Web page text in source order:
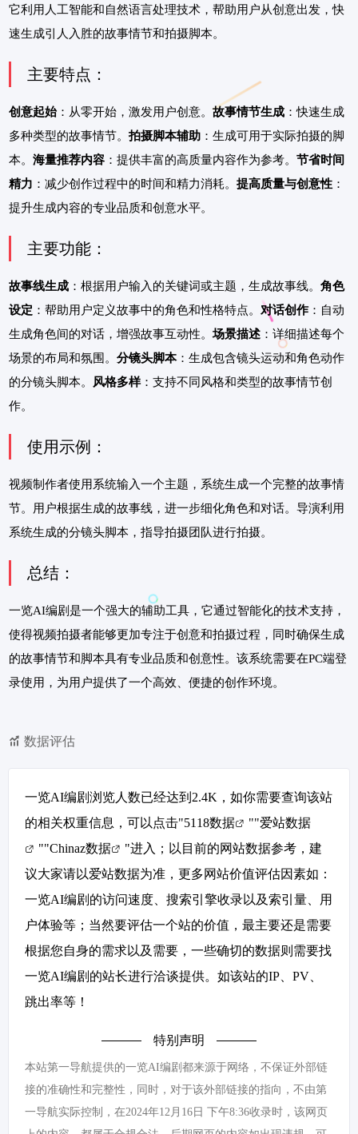
它利用人工智能和自然语言处理技术，帮助用户从创意出发，快
速生成引人入胜的故事情节和拍摄脚本。
主要特点：
创意起始 ：从零开始，激发用户创意。 故事情节生成 ：快速生成
多种类型的故事情节。 拍摄脚本辅助 ：生成可用于实际拍摄的脚
本。 海量推荐内容 ：提供丰富的高质量内容作为参考。 节省时间
精力 ：减少创作过程中的时间和精力消耗。 提高质量与创意性 ：
提升生成内容的专业品质和创意水平。
主要功能：
故事线生成 ：根据用户输入的关键词或主题，生成故事线。 角色
设定 ：帮助用户定义故事中的角色和性格特点。 对话创作 ：自动
生成角色间的对话，增强故事互动性。场景描述 ：详细描述每个
场景的布局和氛围。 分镜头脚本：生成包含镜头运动和角色动作
的分镜头脚本。 风格多样：支持不同风格和类型的故事情节创
作。
使用示例：
视频制作者使用系统输入一个主题，系统生成一个完整的故事情
节。用户根据生成的故事线，进一步细化角色和对话。导演利用
系统生成的分镜头脚本，指导拍摄团队进行拍摄。
总结：
一览AI编剧是一个强大的辅助工具，它通过智能化的技术支持，
使得视频拍摄者能够更加专注于创意和拍摄过程，同时确保生成
的故事情节和脚本具有专业品质和创意性。该系统需要在PC端登
录使用，为用户提供了一个高效、便捷的创作环境。
数据评估
一览AI编剧浏览人数已经达到2.4K，如你需要查询该站
的相关权重信息，可以点击"5118数据 ""爱站数据
""Chinaz数据
"进入；以目前的网站数据参考，建
议大家请以爱站数据为准，更多网站价值评估因素如：
一览AI编剧的访问速度、搜索引擎收录以及索引量、用
户体验等；当然要评估一个站的价值，最主要还是需要
根据您自身的需求以及需要，一些确切的数据则需要找
一览AI编剧的站长进行洽谈提供。如该站的IP、PV、
跳出率等！
特别声明
本站第一导航提供的一览AI编剧都来源于网络，不保证外部链
接的准确性和完整性，同时，对于该外部链接的指向，不由第
一导航实际控制，在2024年12月16日 下午8:36收录时，该网页